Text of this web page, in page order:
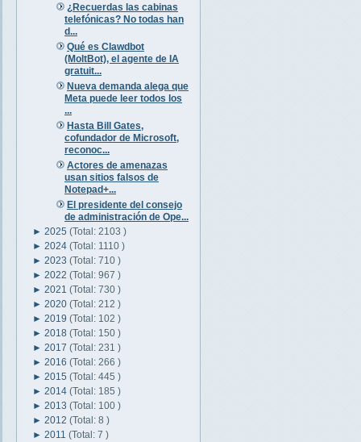
¿Recuerdas las cabinas
telefónicas? No todas han
d...
Qué es Clawdbot
(MoltBot), el agente de IA
gratuit...
Nueva demanda alega que
Meta puede leer todos los
...
Hasta Bill Gates,
cofundador de Microsoft,
reconoc...
Actores de amenazas
usan sitios falsos de
Notepad+...
El presidente del consejo
de administración de Ope...
► 2025 (Total: 2103 )
► 2024 (Total: 1110 )
► 2023 (Total: 710 )
► 2022 (Total: 967 )
► 2021 (Total: 730 )
► 2020 (Total: 212 )
► 2019 (Total: 102 )
► 2018 (Total: 150 )
► 2017 (Total: 231 )
► 2016 (Total: 266 )
► 2015 (Total: 445 )
► 2014 (Total: 185 )
► 2013 (Total: 100 )
► 2012 (Total: 8 )
► 2011 (Total: 7 )